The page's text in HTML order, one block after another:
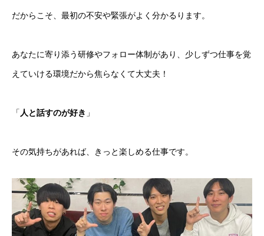
だからこそ、最初の不安や緊張がよく分かるります。
あなたに寄り添う研修やフォロー体制があり、少しずつ仕事を覚
えていける環境だから焦らなくて大丈夫！
「 人と話すのが好き 」
その気持ちがあれば、きっと楽しめる仕事です。